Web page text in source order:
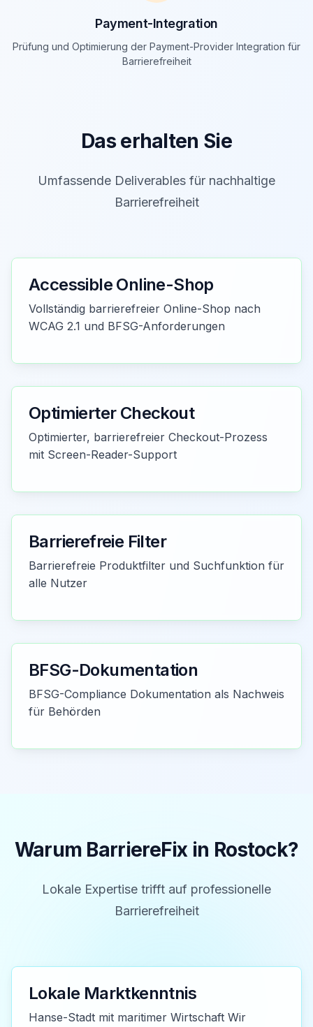
Payment-Integration
Prüfung und Optimierung der Payment-Provider Integration für
Barrierefreiheit
Das erhalten Sie
Umfassende Deliverables für nachhaltige
Barrierefreiheit
Accessible Online-Shop
Vollständig barrierefreier Online-Shop nach
WCAG 2.1 und BFSG-Anforderungen
Optimierter Checkout
Optimierter, barrierefreier Checkout-Prozess
mit Screen-Reader-Support
Barrierefreie Filter
Barrierefreie Produktfilter und Suchfunktion für
alle Nutzer
BFSG-Dokumentation
BFSG-Compliance Dokumentation als Nachweis
für Behörden
Warum BarriereFix in Rostock?
Lokale Expertise trifft auf professionelle
Barrierefreiheit
Lokale Marktkenntnis
Hanse-Stadt mit maritimer Wirtschaft Wir